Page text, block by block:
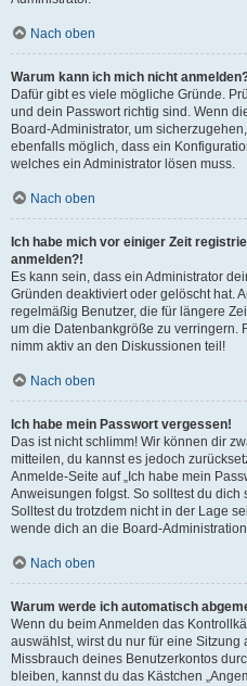
Nach oben
Warum kann ich mich nicht
Dafür gibt es viele mögliche Gründe.
und dein Passwort richtig sind. Wenn
Board-Administrator, um
ebenfalls möglich, dass ein
welches ein Administrator lösen muss.
Nach oben
Ich habe mich vor einiger Zeit
anmelden?!
Es kann sein, dass ein Administrator
Gründen deaktiviert oder gelöscht hat.
regelmäßig Benutzer, die für längere
um die Datenbankgröße zu verringern.
nimm aktiv an den Diskussionen teil!
Nach oben
Ich habe mein Passwort vergessen!
Das ist nicht schlimm! Wir können dir
mitteilen, du kannst es jedoch
Anmelde-Seite auf „Ich habe mein
Anweisungen folgst. So solltest du
Solltest du trotzdem nicht in der Lage
wende dich an die Board-
Nach oben
Warum werde ich automatisch
Wenn du beim Anmelden das
auswählst, wirst du nur für eine
Missbrauch deines Benutzerkontos
bleiben, kannst du das Kästchen